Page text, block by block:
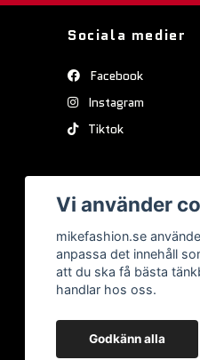
Sociala medier
Facebook
Instagram
Tiktok
Vi använder
mikefashion.se
anpassa det innehåll
att du ska få bästa
handlar hos oss.
Godkänn alla